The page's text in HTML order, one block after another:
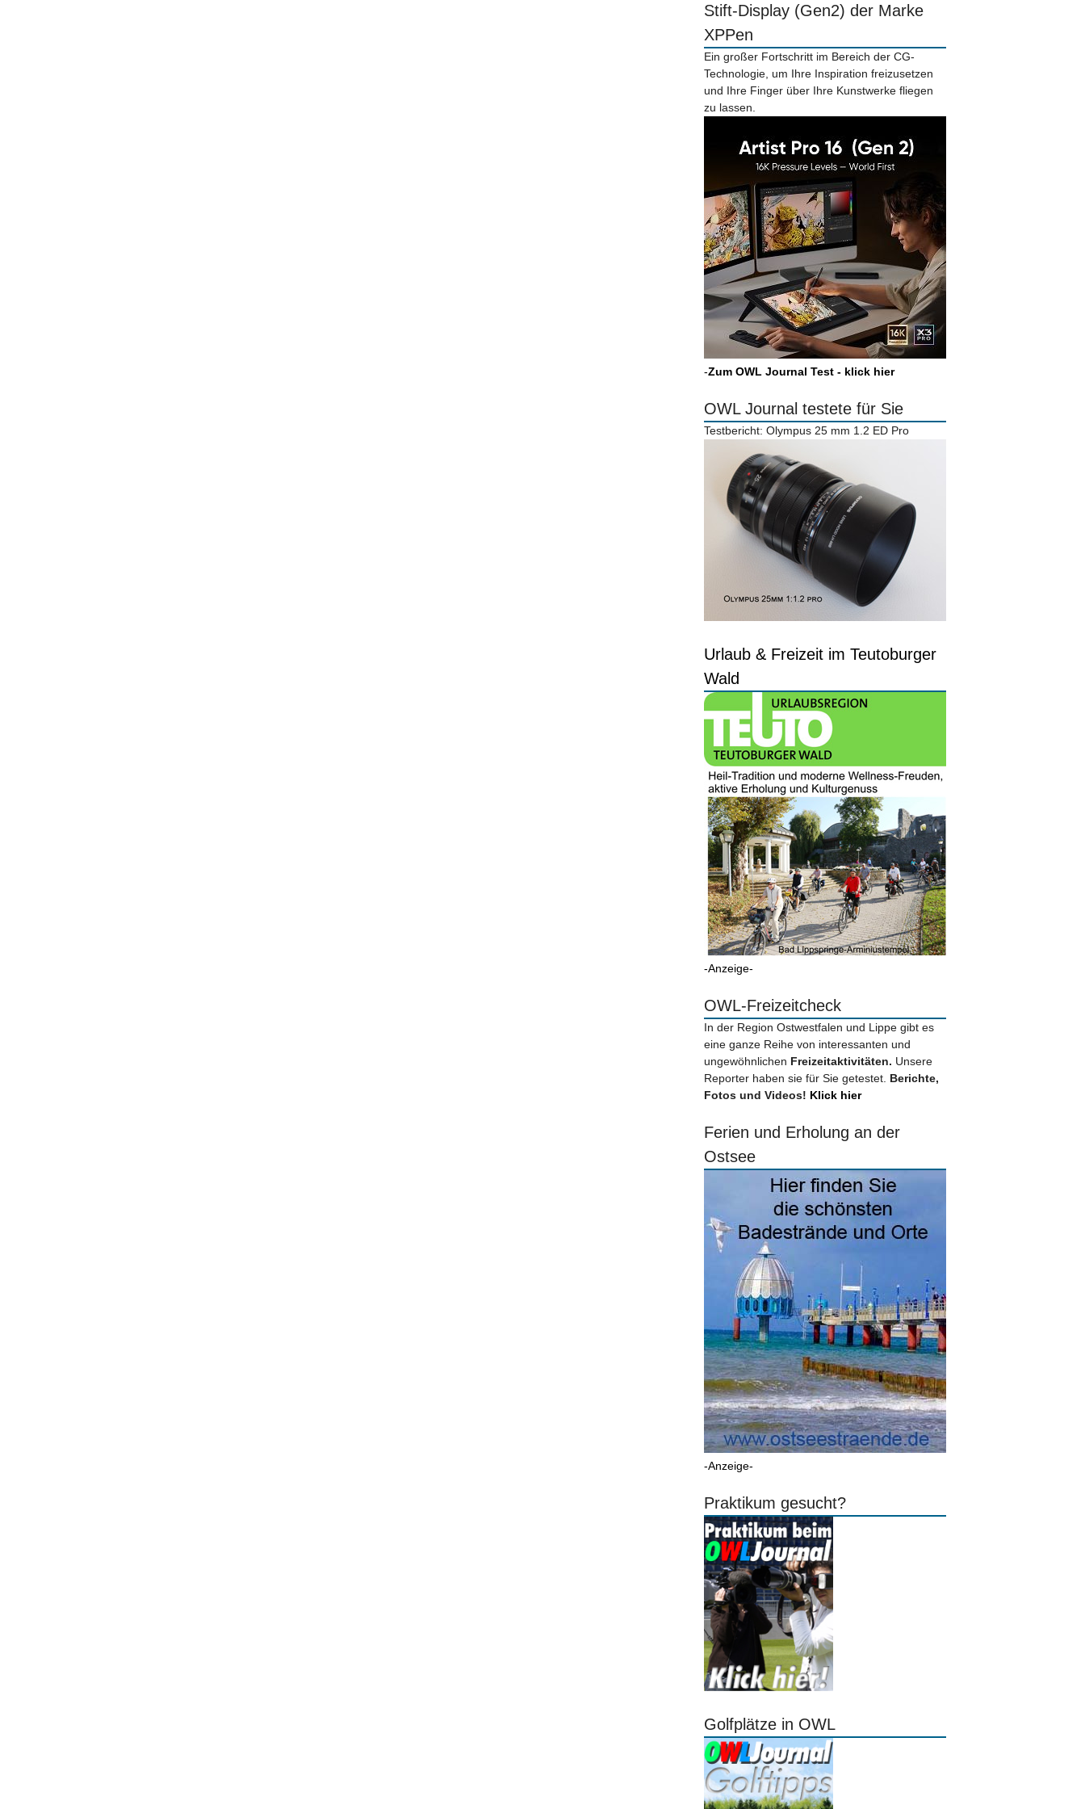
Stift-Display (Gen2) der Marke
XPPen
Ein großer Fortschritt im Bereich der CG-
Technologie, um Ihre Inspiration freizusetzen
und Ihre Finger über Ihre Kunstwerke fliegen
zu lassen.
-Zum OWL Journal Test - klick hier
OWL Journal testete für Sie
Testbericht: Olympus 25 mm 1.2 ED Pro
Urlaub & Freizeit im Teutoburger
Wald
-Anzeige-
OWL-Freizeitcheck
In der Region Ostwestfalen und Lippe gibt es
eine ganze Reihe von interessanten und
ungewöhnlichen Freizeitaktivitäten. Unsere
Reporter haben sie für Sie getestet. Berichte,
Fotos und Videos! Klick hier
Ferien und Erholung an der
Ostsee
-Anzeige-
Praktikum gesucht?
Golfplätze in OWL